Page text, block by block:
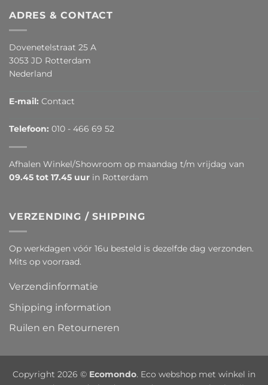
ADRES & CONTACT
Dovenetelstraat 25 A
3053 JD Rotterdam
Nederland
E-mail: Contact
Telefoon: 010 - 466 69 52
Afhalen Winkel/Showroom op maandag t/m vrijdag van
09.45 tot 17.45 uur in Rotterdam
VERZENDING / SHIPPING
Op werkdagen vóór 16u besteld is dezelfde dag verzonden.
Mits op voorraad.
Verzendinformatie
Shipping information
Ruilen en Retourneren
Copyright 2026 © Ecomondo. Eco webshop met winkel in